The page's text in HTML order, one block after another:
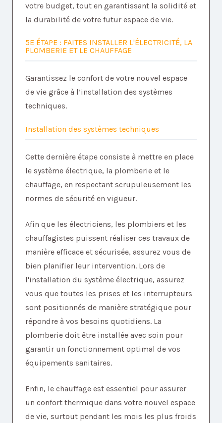
votre budget, tout en garantissant la solidité et
la durabilité de votre futur espace de vie.
5E ÉTAPE : FAITES INSTALLER L'ÉLECTRICITÉ, LA
PLOMBERIE ET LE CHAUFFAGE
Garantissez le confort de votre nouvel espace
de vie grâce à l’installation des systèmes
techniques.
Installation des systèmes techniques
Cette dernière étape consiste à mettre en place
le système électrique, la plomberie et le
chauffage, en respectant scrupuleusement les
normes de sécurité en vigueur.
Afin que les électriciens, les plombiers et les
chauffagistes puissent réaliser ces travaux de
manière efficace et sécurisée, assurez vous de
bien planifier leur intervention. Lors de
l'installation du système électrique, assurez
vous que toutes les prises et les interrupteurs
sont positionnés de manière stratégique pour
répondre à vos besoins quotidiens. La
plomberie doit être installée avec soin pour
garantir un fonctionnement optimal de vos
équipements sanitaires.
Enfin, le chauffage est essentiel pour assurer
un confort thermique dans votre nouvel espace
de vie, surtout pendant les mois les plus froids